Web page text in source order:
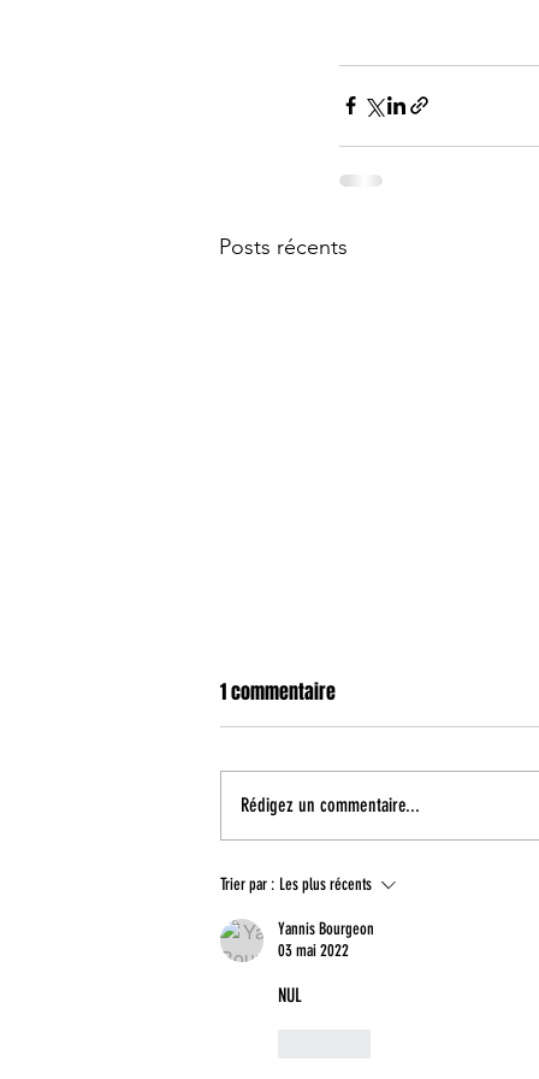
Posts récents
Enzo Oudart poursuit son
1 commentaire
Rédigez un commentaire...
Trier par : Les plus récents
Yannis Bourgeon
03 mai 2022
NUL